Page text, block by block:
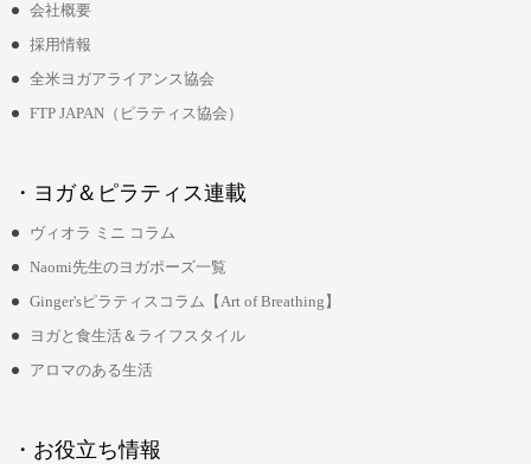
会社概要
採用情報
全米ヨガアライアンス協会
FTP JAPAN（ピラティス協会）
・ヨガ＆ピラティス連載
ヴィオラ ミニ コラム
Naomi先生のヨガポーズ一覧
Ginger'sピラティスコラム【Art of Breathing】
ヨガと食生活＆ライフスタイル
アロマのある生活
・お役立ち情報